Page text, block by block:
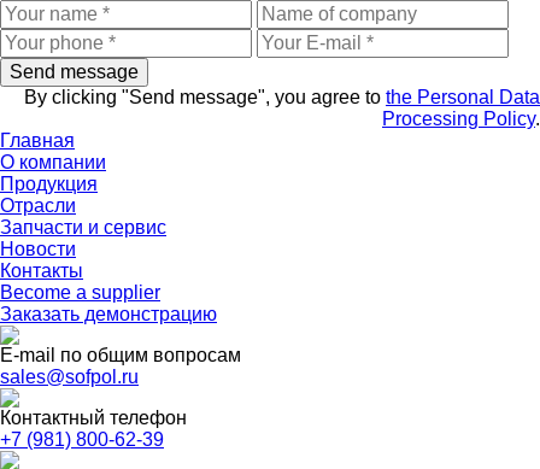
By clicking "Send message", you agree to the Personal Data
Processing Policy.
Главная
О компании
Продукция
Отрасли
Запчасти и сервис
Новости
Контакты
Become a supplier
Заказать демонстрацию
E-mail по общим вопросам
sales@sofpol.ru
Контактный телефон
+7 (981) 800-62-39